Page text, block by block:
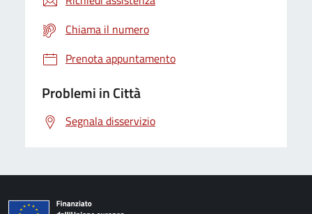
Chiama il numero
Prenota appuntamento
Problemi in Città
Segnala disservizio